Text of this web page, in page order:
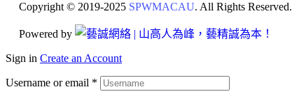
Copyright © 2019-2025 SPWMACAU. All Rights Reserved.
Powered by
Sign in Create an Account
Username or email *